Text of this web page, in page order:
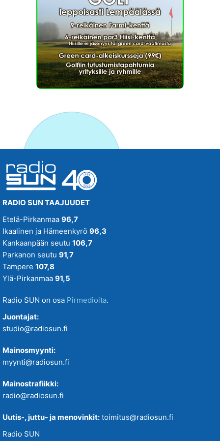
RADIO SUN TAAJUUDET
Etelä-Pirkanmaa 96,7
Ikaalinen ja Hämeenkyrö 96,3
Kankaanpään seutu 106,7
Parkanon seutu 91,7
Tampere 107,8
Ylä-Pirkanmaa 91,5
Radio SUN on osa Pirmedioita.
Juontajat:
studio@radiosun.fi
Mainosmyynti:
myynti@radiosun.fi
Mainostrafiikki:
radio@radiosun.fi
Uutis-, juttu- ja menovinkit: toimitus@radiosun.fi
Radio SUN